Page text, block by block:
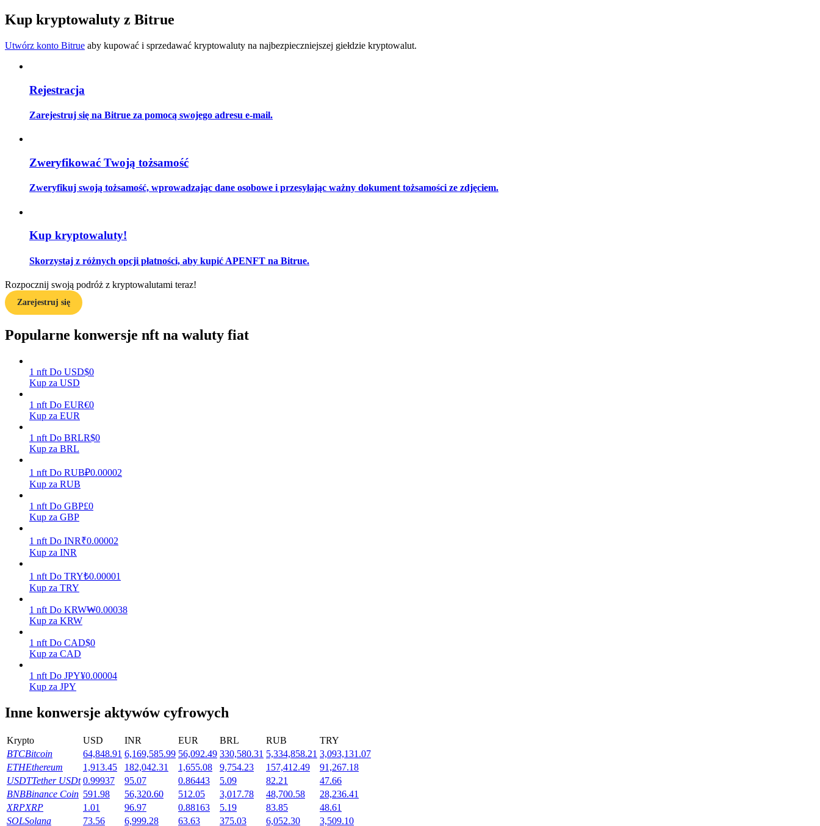
Zostań traderem kopiującym
Informacja
Analiza Big Data, w tym informacje handlowe itp.
Przewodnik
Strategie handlowe
Dowiedz się, jak zachować rentowność
Zarabiać
Codziennie zdobywaj konkurencyjne nagrody
Kup kryptowaluty z Bitrue
Utwórz konto Bitrue aby kupować i sprzedawać kryptowaluty na najbezpieczniejszej giełdzie kryptowalut.
Rejestracja
Zarejestruj się na Bitrue za pomocą swojego adresu e-mail.
Zweryfikować Twoją tożsamość
Zweryfikuj swoją tożsamość, wprowadzając dane osobowe i przesyłając ważny dokument tożsamości ze zdjęciem.
Kup kryptowaluty!
Skorzystaj z różnych opcji płatności, aby kupić APENFT na Bitrue.
Rozpocznij swoją podróż z kryptowalutami teraz!
Zarejestruj się
Popularne konwersje nft na waluty fiat
1 nft Do USD$0
Kup za USD
1 nft Do EUR€0
Kup za EUR
1 nft Do BRLR$0
Kup za BRL
1 nft Do RUB₽0.00002
Kup za RUB
1 nft Do GBP£0
Kup za GBP
1 nft Do INR₹0.00002
Kup za INR
1 nft Do TRY₺0.00001
Kup za TRY
1 nft Do KRW₩0.00038
Kup za KRW
1 nft Do CAD$0
Kup za CAD
1 nft Do JPY¥0.00004
Kup za JPY
Inne konwersje aktywów cyfrowych
Krypto USD INR EUR BRL RUB
TRY
BTCBitcoin 64,848.91 6,169,585.99 56,092.49 330,580.31 5,334,858.21 3,093,131.07
ETHEthereum 1,913.45 182,042.31 1,655.08 9,754.23 157,412.49
91,267.18
USDTTether USDt 0.99937 95.07 0.86443 5.09 82.21
47.66
BNBBinance Coin 591.98 56,320.60 512.05 3,017.78 48,700.58
28,236.41
XRPXRP 1.01 96.97 0.88163 5.19 83.85
48.61
SOLSolana 73.56 6,999.28 63.63 375.03 6,052.30
3,509.10